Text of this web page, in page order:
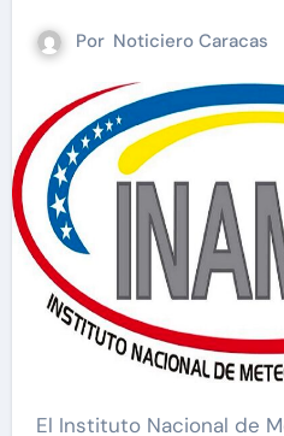
Por Noticiero Caracas
El Instituto Nacional de Meteorología e